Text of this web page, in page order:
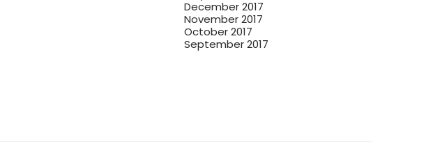
December 2017
November 2017
October 2017
September 2017